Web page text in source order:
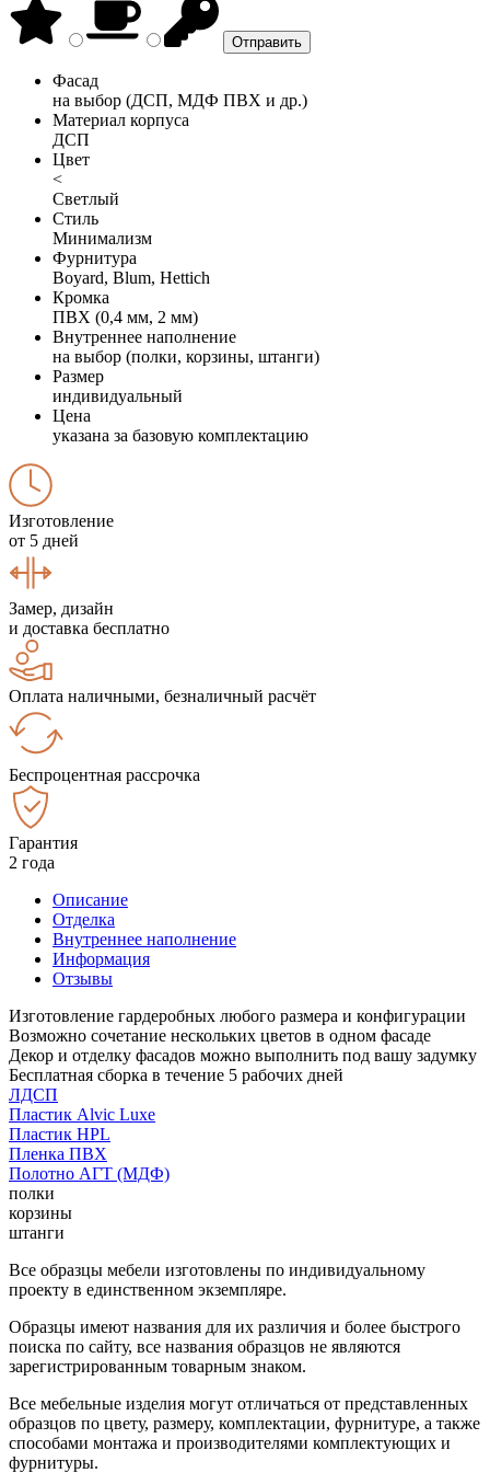
Фасад
на выбор (ДСП, МДФ ПВХ и др.)
Материал корпуса
ДСП
Цвет
<
Светлый
Стиль
Минимализм
Фурнитура
Boyard, Blum, Hettich
Кромка
ПВХ (0,4 мм, 2 мм)
Внутреннее наполнение
на выбор (полки, корзины, штанги)
Размер
индивидуальный
Цена
указана за базовую комплектацию
Изготовление
от 5 дней
Замер, дизайн
и доставка бесплатно
Оплата наличными, безналичный расчёт
Беспроцентная рассрочка
Гарантия
2 года
Описание
Отделка
Внутреннее наполнение
Информация
Отзывы
Изготовление гардеробных любого размера и конфигурации
Возможно сочетание нескольких цветов в одном фасаде
Декор и отделку фасадов можно выполнить под вашу задумку
Бесплатная сборка в течение 5 рабочих дней
ЛДСП
Пластик Alvic Luxe
Пластик HPL
Пленка ПВХ
Полотно АГТ (МДФ)
полки
корзины
штанги
Все образцы мебели изготовлены по индивидуальному
проекту в единственном экземпляре.
Образцы имеют названия для их различия и более быстрого
поиска по сайту, все названия образцов не являются
зарегистрированным товарным знаком.
Все мебельные изделия могут отличаться от представленных
образцов по цвету, размеру, комплектации, фурнитуре, а также
способами монтажа и производителями комплектующих и
фурнитуры.